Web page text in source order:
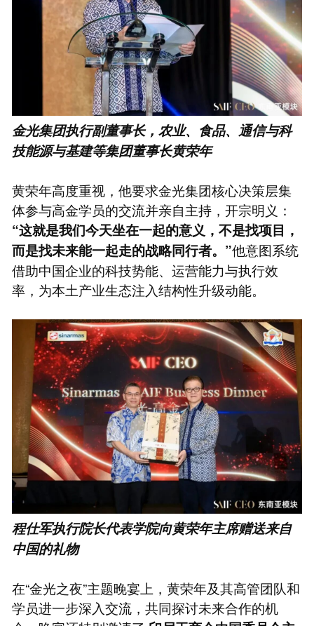
金光集团执行副董事长，农业、食品、通信与科
技能源与基建等集团董事长黄荣年
黄荣年高度重视，他要求金光集团核心决策层集
体参与高金学员的交流并亲自主持，开宗明义：
“这就是我们今天坐在一起的意义，不是找项目，
而是找未来能一起走的战略同行者。”他意图系统
借助中国企业的科技势能、运营能力与执行效
率，为本土产业生态注入结构性升级动能。
程仕军执行院长代表学院向黄荣年主席赠送来自
中国的礼物
在“金光之夜”主题晚宴上，黄荣年及其高管团队和
学员进一步深入交流，共同探讨未来合作的机